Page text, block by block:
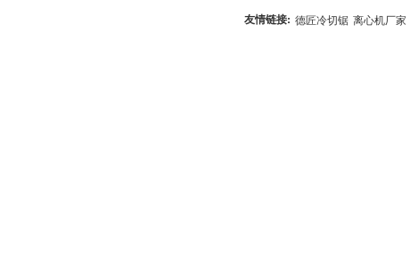
友情链接: 德匠冷切锯 离心机厂家